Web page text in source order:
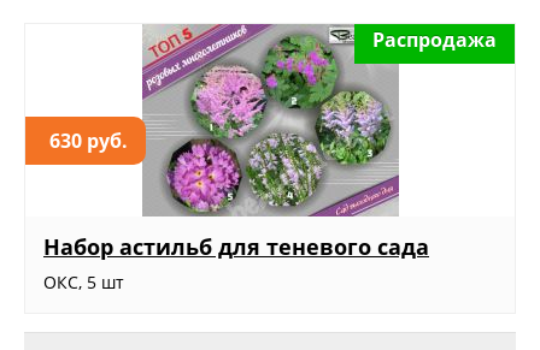
630 руб.
Распродажа
Набор астильб для теневого сада
ОКС, 5 шт